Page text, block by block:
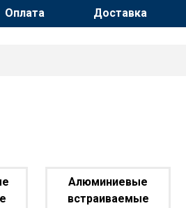
Оплата Доставка
Алюминиевые
встраиваемые